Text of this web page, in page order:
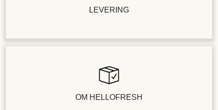
LEVERING
OM HELLOFRESH